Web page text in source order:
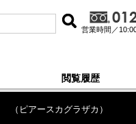
営業時間／
閲覧履歴
（ピアースカグラザカ）